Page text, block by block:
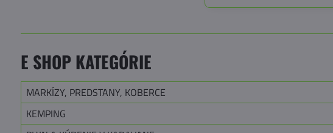
E SHOP KATEGÓRIE
MARKÍZY, PREDSTANY, KOBERCE
KEMPING